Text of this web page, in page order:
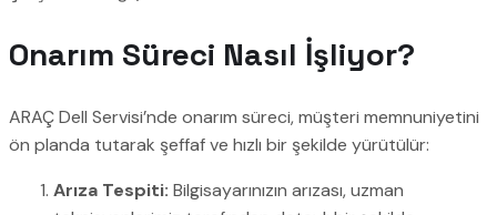
Onarım Süreci Nasıl İşliyor?
ARAÇ Dell Servisi’nde onarım süreci, müşteri memnuniyetini
ön planda tutarak şeffaf ve hızlı bir şekilde yürütülür:
Arıza Tespiti: Bilgisayarınızın arızası, uzman